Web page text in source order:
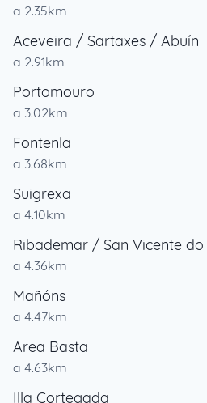
a 2.35km
Aceveira / Sartaxes / Abuín
a 2.91km
Portomouro
a 3.02km
Fontenla
a 3.68km
Suigrexa
a 4.10km
Ribademar / San Vicente
a 4.36km
Mañóns
a 4.47km
Area Basta
a 4.63km
Illa Cortegada